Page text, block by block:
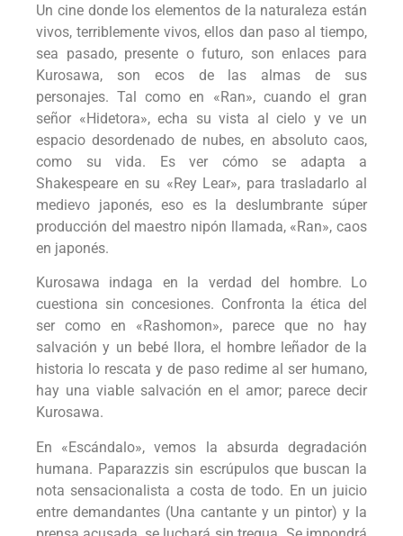
Un cine donde los elementos de la naturaleza están
vivos, terriblemente vivos, ellos dan paso al tiempo,
sea pasado, presente o futuro, son enlaces para
Kurosawa, son ecos de las almas de sus
personajes. Tal como en «Ran», cuando el gran
señor «Hidetora», echa su vista al cielo y ve un
espacio desordenado de nubes, en absoluto caos,
como su vida. Es ver cómo se adapta a
Shakespeare en su «Rey Lear», para trasladarlo al
medievo japonés, eso es la deslumbrante súper
producción del maestro nipón llamada, «Ran», caos
en japonés.
Kurosawa indaga en la verdad del hombre. Lo
cuestiona sin concesiones. Confronta la ética del
ser como en «Rashomon», parece que no hay
salvación y un bebé llora, el hombre leñador de la
historia lo rescata y de paso redime al ser humano,
hay una viable salvación en el amor; parece decir
Kurosawa.
En «Escándalo», vemos la absurda degradación
humana. Paparazzis sin escrúpulos que buscan la
nota sensacionalista a costa de todo. En un juicio
entre demandantes (Una cantante y un pintor) y la